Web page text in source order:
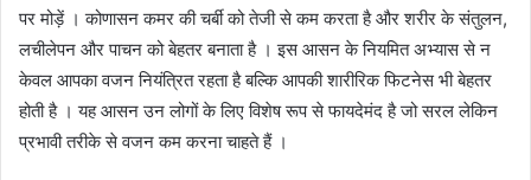
पर मोड़ें । कोणासन कमर की चर्बी को तेजी से कम करता है और शरीर के संतुलन,
लचीलेपन और पाचन को बेहतर बनाता है । इस आसन के नियमित अभ्यास से न
केवल आपका वजन नियंत्रित रहता है बल्कि आपकी शारीरिक फिटनेस भी बेहतर
होती है । यह आसन उन लोगों के लिए विशेष रूप से फायदेमंद है जो सरल लेकिन
प्रभावी तरीके से वजन कम करना चाहते हैं ।